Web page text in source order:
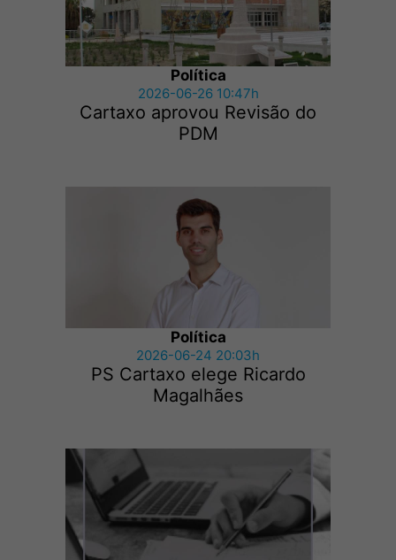
Política
2026-06-26 10:47h
Cartaxo aprovou Revisão do
PDM
Política
2026-06-24 20:03h
PS Cartaxo elege Ricardo
Magalhães